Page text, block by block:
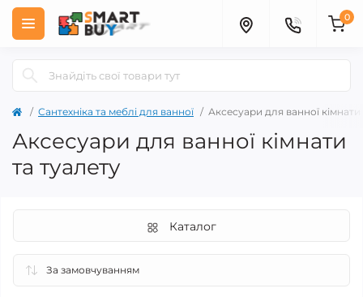
0
Сантехніка та меблі для ванної Аксесуари для ванної кімнати
Аксесуари для ванної кімнати
та туалету
Каталог